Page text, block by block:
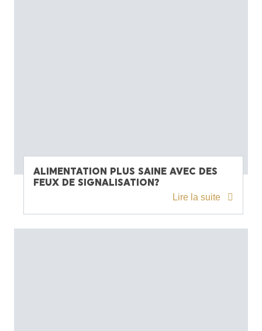
ALIMENTATION PLUS SAINE AVEC DES
FEUX DE SIGNALISATION?
Lire la suite